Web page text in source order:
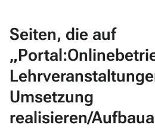
Seiten, die auf
Umsetzung
realisieren/